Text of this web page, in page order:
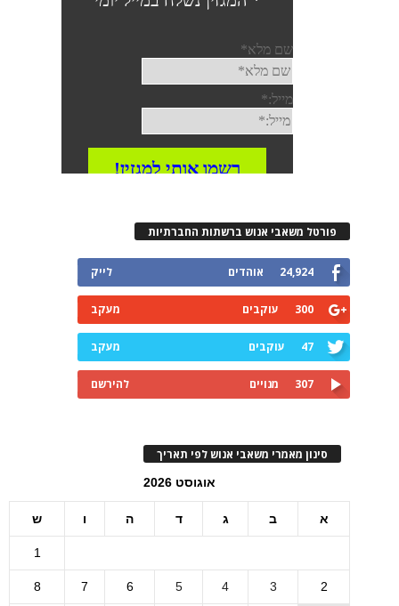
פורטל משאבי אנוש ברשתות החברתיות
24,924 אוהדים לייק
300 עוקבים מעקב
47 עוקבים מעקב
307 מנויים להירשם
סינון מאמרי משאבי אנוש לפי תאריך
אוגוסט 2026
א ב ג ד ה ו ש
1
2
3
4
5
6
7
8